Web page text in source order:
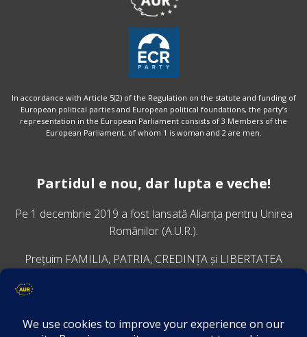
In accordance with Article 5(2) of the Regulation on the statute and funding of
European political parties and European political foundations, the party’s
representation in the European Parliament consists of 3 Members of the
European Parliament, of whom 1 is woman and 2 are men.
Partidul e nou, dar lupta e veche!
Pe 1 decembrie 2019 a fost lansatăAlianța pentru Unirea
Românilor (A.U.R.).
Prețuim FAMILIA, PATRIA, CREDINȚA și LIBERTATEA